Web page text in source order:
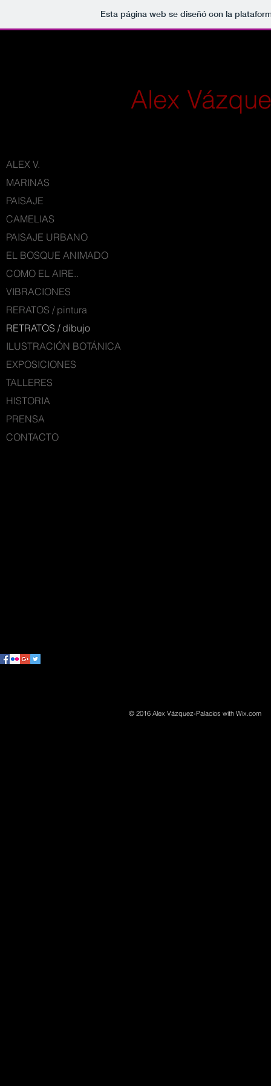
Esta página web se diseñó con la
ALEX V.
MARINAS
PAISAJE
CAMELIAS
PAISAJE URBANO
EL BOSQUE ANIMADO
COMO EL AIRE..
VIBRACIONES
RERATOS / pintura
RETRATOS / dibujo
ILUSTRACIÓN BOTÁNICA
EXPOSICIONES
TALLERES
HISTORIA
PRENSA
CONTACTO
Alex
© 2016 Alex Vázquez-Palacios with Wix.com